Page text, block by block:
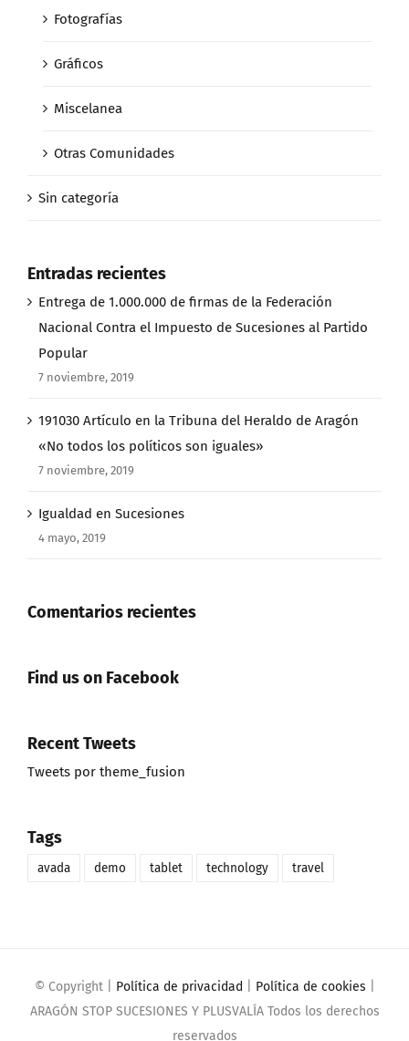
Fotografías
Gráficos
Miscelanea
Otras Comunidades
Sin categoría
Entradas recientes
Entrega de 1.000.000 de firmas de la Federación
Nacional Contra el Impuesto de Sucesiones al Partido
Popular
7 noviembre, 2019
191030 Artículo en la Tribuna del Heraldo de Aragón
«No todos los políticos son iguales»
7 noviembre, 2019
Igualdad en Sucesiones
4 mayo, 2019
Comentarios recientes
Find us on Facebook
Recent Tweets
Tweets por theme_fusion
Tags
avada demo tablet technology travel
© Copyright Política de privacidad Política de cookies
ARAGÓN STOP SUCESIONES Y PLUSVALÍA Todos los derechos
reservados